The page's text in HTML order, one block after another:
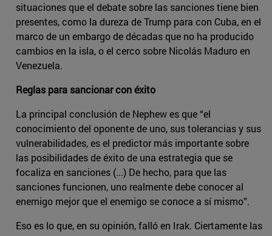
situaciones que el debate sobre las sanciones tiene bien
presentes, como la dureza de Trump para con Cuba, en el
marco de un embargo de décadas que no ha producido
cambios en la isla, o el cerco sobre Nicolás Maduro en
Venezuela.
Reglas para sancionar con éxito
La principal conclusión de Nephew es que “el
conocimiento del oponente de uno, sus tolerancias y sus
vulnerabilidades, es el predictor más importante sobre
las posibilidades de éxito de una estrategia que se
focaliza en sanciones (...) De hecho, para que las
sanciones funcionen, uno realmente debe conocer al
enemigo mejor que el enemigo se conoce a sí mismo”.
Eso es lo que, en su opinión, falló en Irak. Ciertamente las